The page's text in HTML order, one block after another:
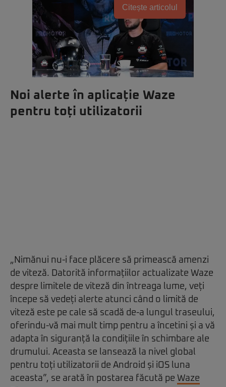
Citește articolul
Noi alerte în aplicație Waze
pentru toți utilizatorii
„Nimănui nu-i face plăcere să primească amenzi
de viteză. Datorită informațiilor actualizate Waze
despre limitele de viteză din întreaga lume, veți
începe să vedeți alerte atunci când o limită de
viteză este pe cale să scadă de-a lungul traseului,
oferindu-vă mai mult timp pentru a încetini și a vă
adapta în siguranță la condițiile în schimbare ale
drumului. Aceasta se lansează la nivel global
pentru toți utilizatorii de Android și iOS luna
aceasta”, se arată în postarea făcută pe Waze